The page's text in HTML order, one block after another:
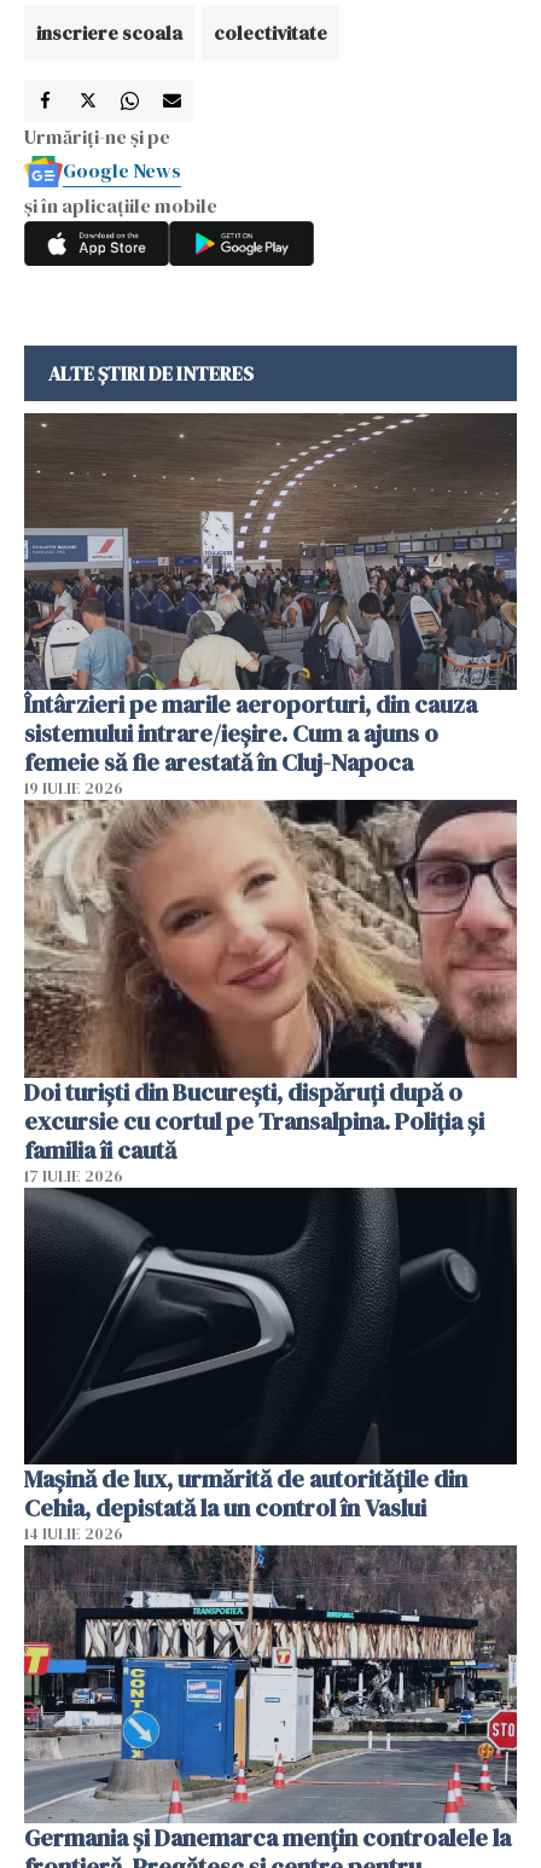
inscriere scoala colectivitate
Urmăriți-ne și pe
Google News
și în aplicațiile mobile
ALTE ȘTIRI DE INTERES
Întârzieri pe marile aeroporturi, din cauza
sistemului intrare/ieșire. Cum a ajuns o
femeie să fie arestată în Cluj-Napoca
19 IULIE 2026
Doi turiști din București, dispăruți după o
excursie cu cortul pe Transalpina. Poliția și
familia îi caută
17 IULIE 2026
Mașină de lux, urmărită de autoritățile din
Cehia, depistată la un control în Vaslui
14 IULIE 2026
Germania și Danemarca mențin controalele la